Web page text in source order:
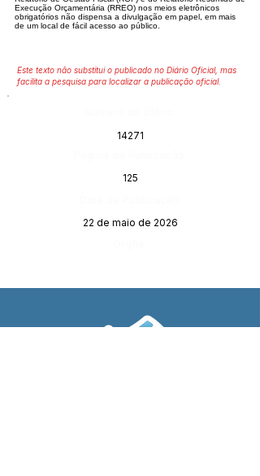
Execução Orçamentária (RREO) nos meios eletrônicos
obrigatórios não dispensa a divulgação em papel, em mais
de um local de fácil acesso ao público.
Este texto não substitui o publicado no Diário Oficial, mas
facilita a pesquisa para localizar a publicação oficial.
14271
125
22 de maio de 2026